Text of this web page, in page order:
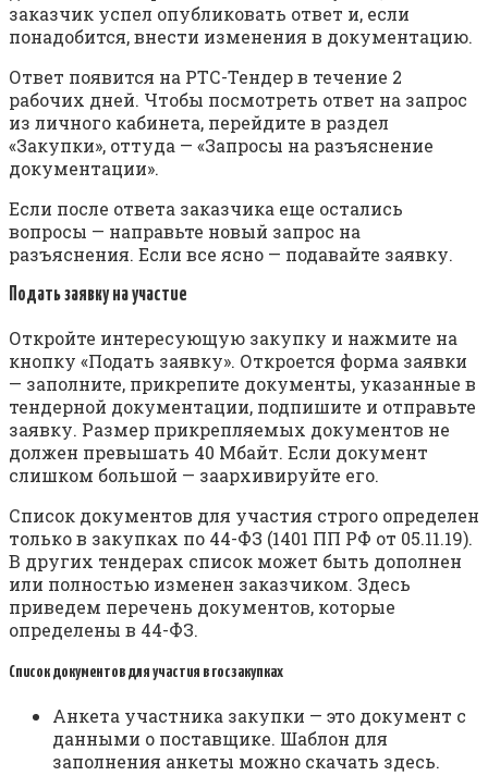
заказчик успел опубликовать ответ и, если
понадобится, внести изменения в документацию.
Ответ появится на РТС-Тендер в течение 2
рабочих дней. Чтобы посмотреть ответ на запрос
из личного кабинета, перейдите в раздел
«Закупки», оттуда — «Запросы на разъяснение
документации».
Если после ответа заказчика еще остались
вопросы — направьте новый запрос на
разъяснения. Если все ясно — подавайте заявку.
Подать заявку на участие
Откройте интересующую закупку и нажмите на
кнопку «Подать заявку». Откроется форма заявки
— заполните, прикрепите документы, указанные в
тендерной документации, подпишите и отправьте
заявку. Размер прикрепляемых документов не
должен превышать 40 Мбайт. Если документ
слишком большой — заархивируйте его.
Список документов для участия строго определен
только в закупках по 44-ФЗ (1401 ПП РФ от 05.11.19).
В других тендерах список может быть дополнен
или полностью изменен заказчиком. Здесь
приведем перечень документов, которые
определены в 44-ФЗ.
Список документов для участия в госзакупках
Анкета участника закупки — это документ с
данными о поставщике. Шаблон для
заполнения анкеты можно скачать здесь.